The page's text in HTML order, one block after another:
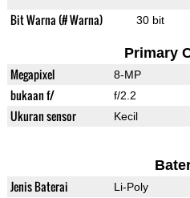
Bit Warna (# Warna) 30 bit
Primary
Megapixel 8-MP
bukaan f/ f/2.2
Ukuran sensor Kecil
Jenis Baterai Li-Poly